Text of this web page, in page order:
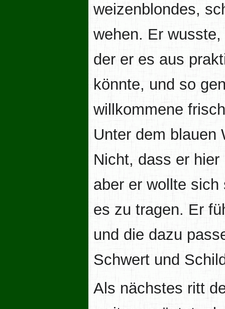
weizenblondes,
wehen. Er
der er es aus
könnte, und so
willkommene
Unter dem blauen
Nicht, dass er
aber er wollte
es zu tragen. Er
und die dazu
Schwert und
Als nächstes ritt